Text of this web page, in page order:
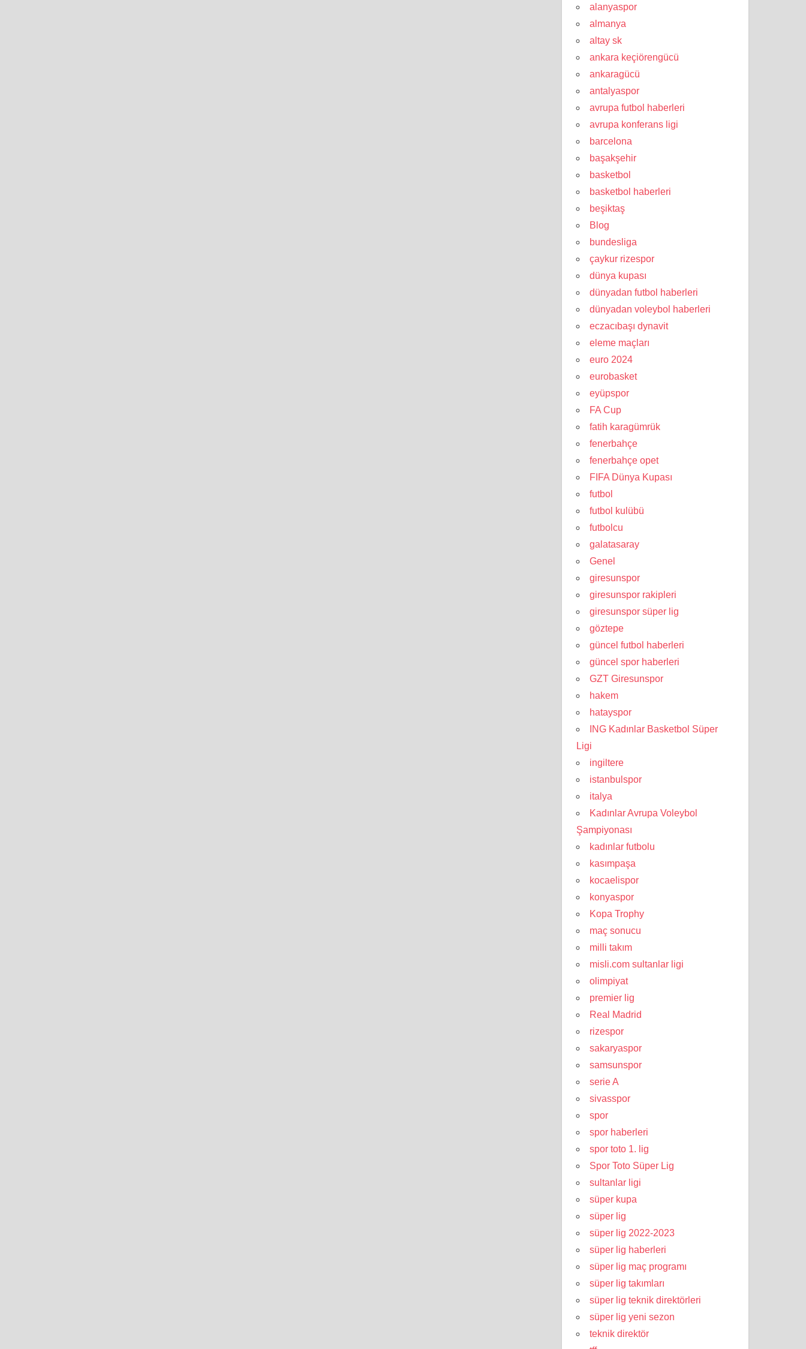
alanyaspor
almanya
altay sk
ankara keçiörengücü
ankaragücü
antalyaspor
avrupa futbol haberleri
avrupa konferans ligi
barcelona
başakşehir
basketbol
basketbol haberleri
beşiktaş
Blog
bundesliga
çaykur rizespor
dünya kupası
dünyadan futbol haberleri
dünyadan voleybol haberleri
eczacıbaşı dynavit
eleme maçları
euro 2024
eurobasket
eyüpspor
FA Cup
fatih karagümrük
fenerbahçe
fenerbahçe opet
FIFA Dünya Kupası
futbol
futbol kulübü
futbolcu
galatasaray
Genel
giresunspor
giresunspor rakipleri
giresunspor süper lig
göztepe
güncel futbol haberleri
güncel spor haberleri
GZT Giresunspor
hakem
hatayspor
ING Kadınlar Basketbol Süper
Ligi
ingiltere
istanbulspor
italya
Kadınlar Avrupa Voleybol
Şampiyonası
kadınlar futbolu
kasımpaşa
kocaelispor
konyaspor
Kopa Trophy
maç sonucu
milli takım
misli.com sultanlar ligi
olimpiyat
premier lig
Real Madrid
rizespor
sakaryaspor
samsunspor
serie A
sivasspor
spor
spor haberleri
spor toto 1. lig
Spor Toto Süper Lig
sultanlar ligi
süper kupa
süper lig
süper lig 2022-2023
süper lig haberleri
süper lig maç programı
süper lig takımları
süper lig teknik direktörleri
süper lig yeni sezon
teknik direktör